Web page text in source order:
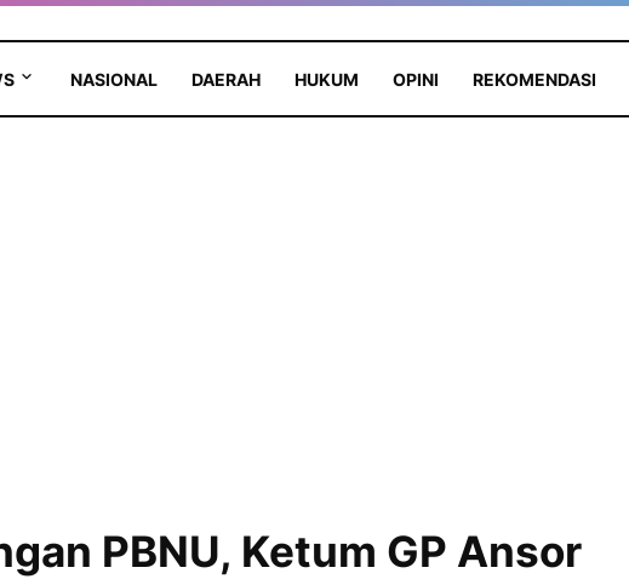
NASIONAL DAERAH HUKUM OPINI REKOMENDASI
PBNU, Ketum GP Ansor